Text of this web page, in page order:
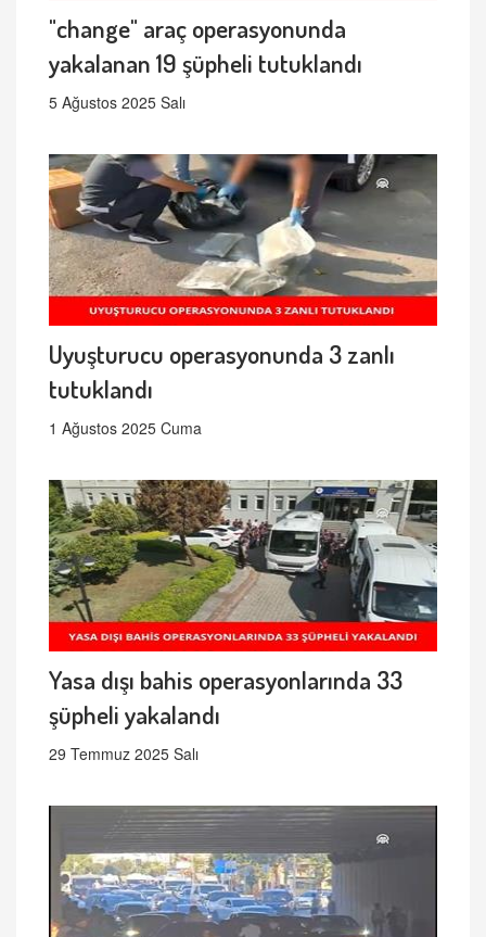
"change" araç operasyonunda
yakalanan 19 şüpheli tutuklandı
5 Ağustos 2025 Salı
Uyuşturucu operasyonunda 3 zanlı
tutuklandı
1 Ağustos 2025 Cuma
Yasa dışı bahis operasyonlarında 33
şüpheli yakalandı
29 Temmuz 2025 Salı